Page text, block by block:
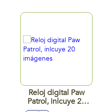
Reloj digital Paw
Patrol, inlcuye 20